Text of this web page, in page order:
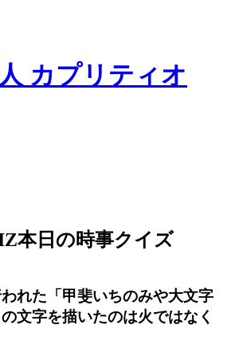
本日の時事クイズ
れた「甲斐いちのみや大文字
文字を描いたのは火ではなく